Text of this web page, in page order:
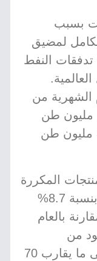
بسبب
لمضيق
النفط
الشهرية من
الشرق الأوسط من متوسط 75 مليون طن
متري قبل الأزمة إلى حوالي 36 مليون طن
المكررة
- بما في ذلك وقود الطائرات - بنسبة 8.7%
بالعام
من
الأمريكتين بنسبة 19% لتصل إلى ما يقارب 70